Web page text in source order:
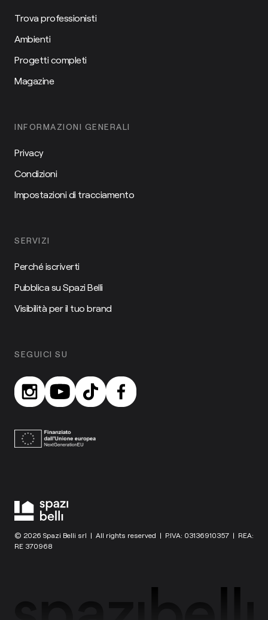
Trova professionisti
Ambienti
Progetti completi
Magazine
INFORMAZIONI GENERALI
Privacy
Condizioni
Impostazioni di tracciamento
SERVIZI
Perché iscriverti
Pubblica su Spazi Belli
Visibilità per il tuo brand
SEGUICI SU
© 2026 Spazi Belli srl | All rights reserved | P.IVA: 03136910357 | REA:
RE 370968